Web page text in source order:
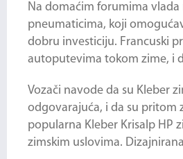
Na domaćim forumima vlada
pneumaticima, koji
dobru investiciju. Francuski
autoputevima tokom zime, i
Vozači navode da su Kleber
odgovarajuća, i da su pritom
popularna Kleber Krisalp HP
zimskim uslovima.